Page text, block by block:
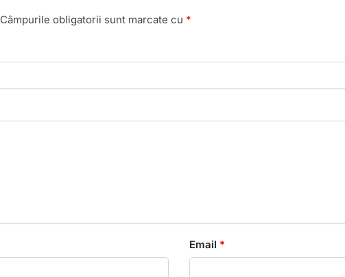
Câmpurile obligatorii sunt marcate cu *
Email *